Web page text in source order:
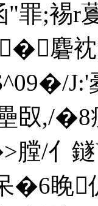
"罪;
麏衴
J:'
臤,/�8
/亻
呆�6